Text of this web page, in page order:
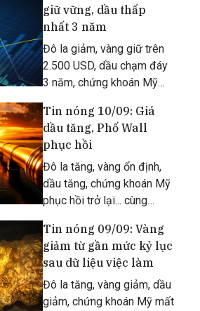
giữ vững, dầu thấp
nhất 3 năm
Đô la giảm, vàng giữ trên
2.500 USD, dầu chạm đáy
3 năm, chứng khoán Mỹ
tức khác.
Tin nóng 10/09: Giá
dầu tăng, Phố Wall
phục hồi
Đô la tăng, vàng ổn định,
dầu tăng, chứng khoán Mỹ
phục hồi trở lại... cùng
Tin nóng 09/09: Vàng
giảm từ gần mức kỷ lục
sau dữ liệu việc làm
Đô la tăng, vàng giảm, dầu
giảm, chứng khoán Mỹ mất